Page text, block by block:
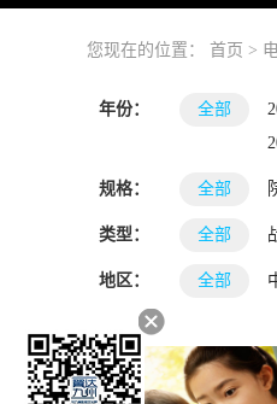
您现在的位置： 首页 >
年份： 全部
规格： 全部
类型： 全部
地区： 全部